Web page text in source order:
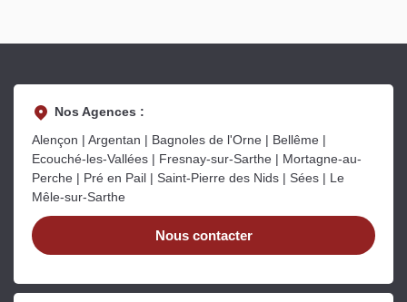
Nos Agences :
Alençon | Argentan | Bagnoles de l'Orne | Bellême |
Ecouché-les-Vallées | Fresnay-sur-Sarthe | Mortagne-au-
Perche | Pré en Pail | Saint-Pierre des Nids | Sées | Le
Mêle-sur-Sarthe
Nous contacter